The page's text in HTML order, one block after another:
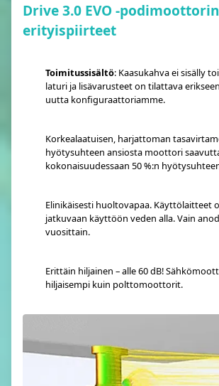
Drive 3.0 EVO -
erityispiirteet
Toimitussisältö: Kaasukahva ei sisälly
laturi ja lisävarusteet on tilattava
uutta konfiguraattoriamme.
Korkealaatuisen, harjattoman
hyötysuhteen ansiosta moottori
kokonaisuudessaan 50 %:n
Elinikäisesti huoltovapaa. Käyttölaitteet
jatkuvaan käyttöön veden alla. Vain
vuosittain.
Erittäin hiljainen – alle 60 dB!
hiljaisempi kuin polttomoottorit.